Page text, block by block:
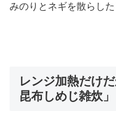
みのりとネギを散らした
レンジ加熱だけ
昆布しめじ雑炊」